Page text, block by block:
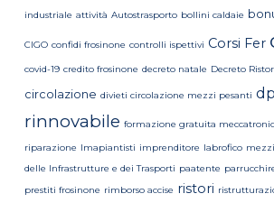
industriale attività Autostrasporto bollini caldaie
CIGO confidi frosinone controlli ispettivi Corsi Fer
covid-19 credito frosinone decreto natale Decreto
circolazione divieti circolazione mezzi pesanti
rinnovabile formazione gratuita
riparazione Imapiantisti imprenditore labrofico
delle Infrastrutture e dei Trasporti paatente
prestiti frosinone rimborso accise ristori